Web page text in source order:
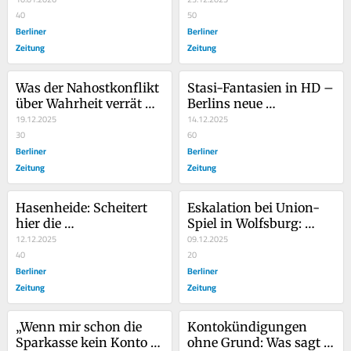
auf das Berliner
Stromnetz?
40
Berliner
Zeitung
ihre Friedlichkeit verlor
50
Berliner
Zeitung
Was der Nahostkonflikt
über Wahrheit verrät –
und warum
Deutschlands Debatte
daran scheitert
19.12.2025
30
Berliner
Zeitung
Stasi-Fantasien in HD –
Berlins neue
Überwachungsarchitektur
erinnert an die DDR
meiner Eltern
14.12.2025
60
Berliner
Zeitung
Hasenheide: Scheitert
hier die
Migrationspolitik der
Grünen?
12.12.2025
40
Berliner
Zeitung
Eskalation bei Union-
Spiel in Wolfsburg:
Schwere Vorwürfe
gegen Polizei
09.12.2025
20
Berliner
Zeitung
„Wenn mir schon die
Sparkasse kein Konto
Kontokündigungen
ohne Grund: Was sagt